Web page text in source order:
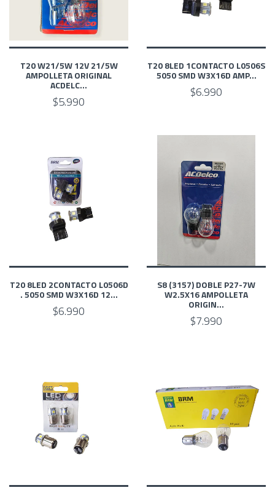
T20 W21/5W 12V 21/5W
AMPOLLETA ORIGINAL
ACDELC...
$5.990
T20 8LED 1CONTACTO L0506S
5050 SMD W3X16D AMP...
$6.990
T20 8LED 2CONTACTO L0506D
. 5050 SMD W3X16D 12...
$6.990
S8 (3157) DOBLE P27-7W
W2.5X16 AMPOLLETA
ORIGIN...
$7.990